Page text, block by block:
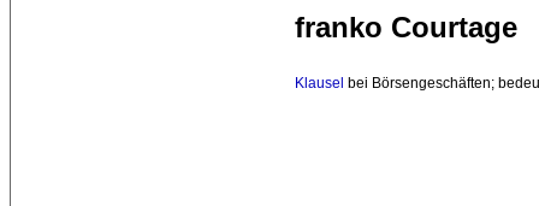
franko Courtage
Klausel bei Börsengeschäften;